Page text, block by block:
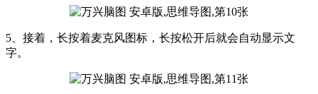
5、接着，长按着麦克风图标，长按松开后就会自动显示文
字。